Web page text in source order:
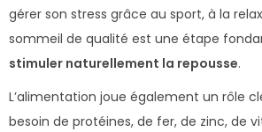
gérer son stress grâce au sport, à la
sommeil de qualité est une étape
stimuler naturellement la repousse.
L’alimentation joue également un rôle
besoin de protéines, de fer, de zinc, de